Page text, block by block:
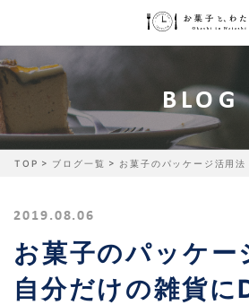
BLOG
TOP ブログ一覧 お菓子のパッケージ活用
2019.08.06
お菓子のパッケー
自分だけの雑貨に